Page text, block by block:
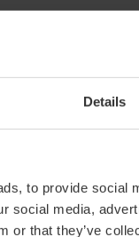
Details
to provide social
social media,
or that they’ve
2026 - 19/12/2026